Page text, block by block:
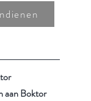
aan Boktor